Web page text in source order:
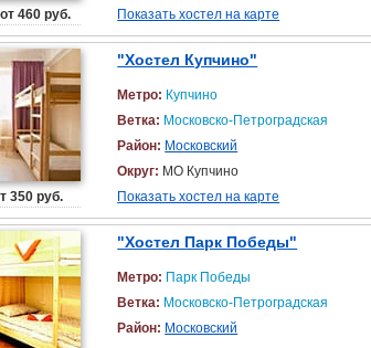
от 460 руб.
Показать хостел на карте
"Хостел Купчино"
350 руб.
Метро: Купчино
Ветка: Московско-Петроградская
Район: Московский
Округ: МО Купчино
Показать хостел на карте
"Хостел Парк Победы"
Метро: Парк Победы
Ветка: Московско-Петроградская
Район: Московский